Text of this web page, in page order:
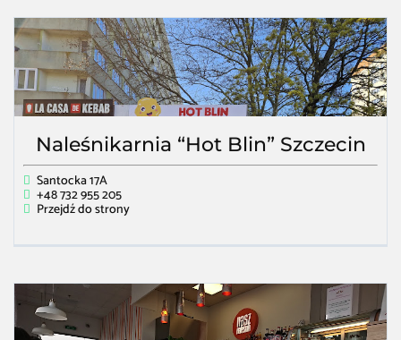
Naleśnikarnia “Hot Blin” Szczecin
Santocka 17A
+48 732 955 205
Przejdź do strony